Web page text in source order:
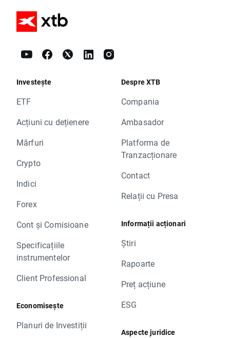
Investește
ETF
Acțiuni cu dețienere
Mărfuri
Crypto
Indici
Forex
Cont și Comisioane
Specificațiile
instrumentelor
Client Professional
Economisește
Planuri de Investiții
Despre XTB
Compania
Ambasador
Platforma de
Tranzacționare
Contact
Relații cu Presa
Informații acționari
Știri
Rapoarte
Preț acțiune
ESG
Aspecte juridice